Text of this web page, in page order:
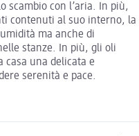
scambio con l’aria. In più,
contenuti al suo interno, la
ma anche di
stanze. In più, gli oli
casa una delicata e
serenità e pace.